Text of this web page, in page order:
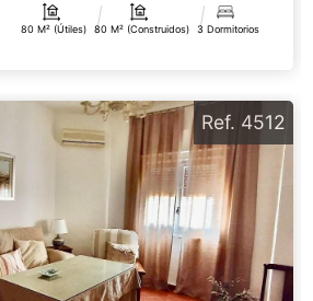
80 M² (útiles) 80 M² (construidos) 3 Dormitorios
Ref. 4512